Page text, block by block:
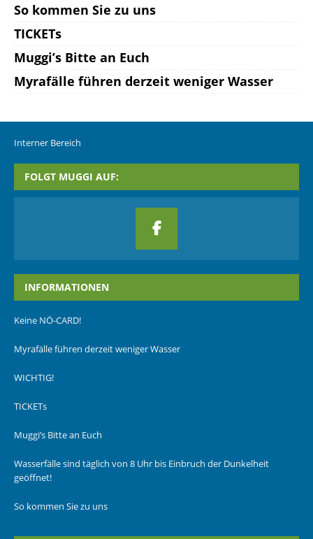
So kommen Sie zu uns
TICKETs
Muggi’s Bitte an Euch
Myrafälle führen derzeit weniger Wasser
Interner Bereich
FOLGT MUGGI AUF:
INFORMATIONEN
Keine NÖ-CARD!
Myrafälle führen derzeit weniger Wasser
WICHTIG!
TICKETs
Muggi’s Bitte an Euch
Wasserfälle sind täglich von 8 Uhr bis Einbruch der Dunkelheit
geöffnet!
So kommen Sie zu uns